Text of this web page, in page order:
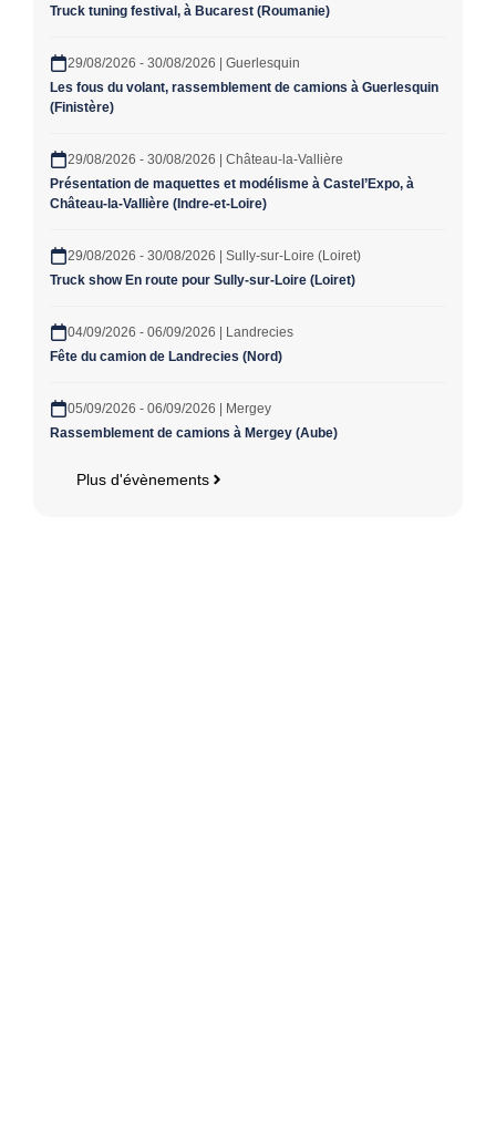
Truck tuning festival, à Bucarest (Roumanie)
29/08/2026 - 30/08/2026 | Guerlesquin
Les fous du volant, rassemblement de camions à Guerlesquin
(Finistère)
29/08/2026 - 30/08/2026 | Château-la-Vallière
Présentation de maquettes et modélisme à Castel’Expo, à
Château-la-Vallière (Indre-et-Loire)
29/08/2026 - 30/08/2026 | Sully-sur-Loire (Loiret)
Truck show En route pour Sully-sur-Loire (Loiret)
04/09/2026 - 06/09/2026 | Landrecies
Fête du camion de Landrecies (Nord)
05/09/2026 - 06/09/2026 | Mergey
Rassemblement de camions à Mergey (Aube)
Plus d'évènements